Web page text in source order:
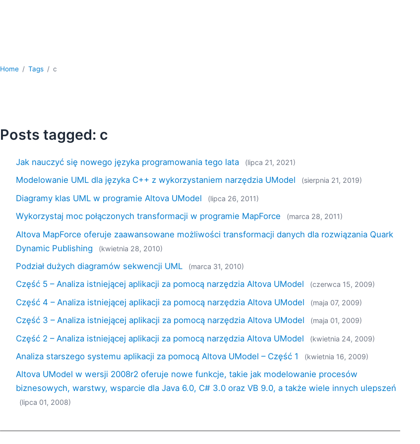
Home Tags c
Posts tagged: c
Jak nauczyć się nowego języka programowania tego lata (lipca 21, 2021)
Modelowanie UML dla języka C++ z wykorzystaniem narzędzia UModel (sierpnia 21, 2019)
Diagramy klas UML w programie Altova UModel (lipca 26, 2011)
Wykorzystaj moc połączonych transformacji w programie MapForce (marca 28, 2011)
Altova MapForce oferuje zaawansowane możliwości transformacji danych dla rozwiązania Quark
Dynamic Publishing
(kwietnia 28, 2010)
Podział dużych diagramów sekwencji UML (marca 31, 2010)
Część 5 – Analiza istniejącej aplikacji za pomocą narzędzia Altova UModel (czerwca 15, 2009)
Część 4 – Analiza istniejącej aplikacji za pomocą narzędzia Altova UModel (maja 07, 2009)
Część 3 – Analiza istniejącej aplikacji za pomocą narzędzia Altova UModel (maja 01, 2009)
Część 2 – Analiza istniejącej aplikacji za pomocą narzędzia Altova UModel (kwietnia 24, 2009)
Analiza starszego systemu aplikacji za pomocą Altova UModel – Część 1 (kwietnia 16, 2009)
Altova UModel w wersji 2008r2 oferuje nowe funkcje, takie jak modelowanie procesów
biznesowych, warstwy, wsparcie dla Java 6.0, C# 3.0 oraz VB 9.0, a także wiele innych ulepszeń
(lipca 01, 2008)